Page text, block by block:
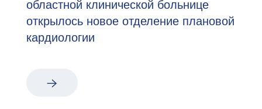
областной клинической больнице
открылось новое отделение плановой
кардиологии